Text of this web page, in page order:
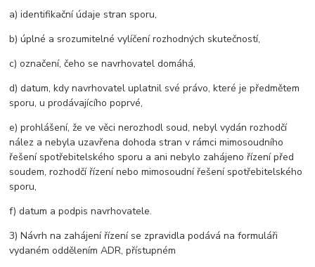
a) identifikační údaje stran sporu,
b) úplné a srozumitelné vylíčení rozhodných skutečností,
c) označení, čeho se navrhovatel domáhá,
d) datum, kdy navrhovatel uplatnil své právo, které je předmětem
sporu, u prodávajícího poprvé,
e) prohlášení, že ve věci nerozhodl soud, nebyl vydán rozhodčí
nález a nebyla uzavřena dohoda stran v rámci mimosoudního
řešení spotřebitelského sporu a ani nebylo zahájeno řízení před
soudem, rozhodčí řízení nebo mimosoudní řešení spotřebitelského
sporu,
f) datum a podpis navrhovatele.
3) Návrh na zahájení řízení se zpravidla podává na formuláři
vydaném oddělením ADR, přístupném